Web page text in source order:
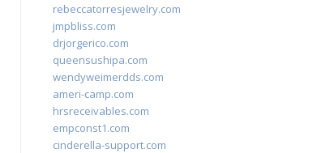
rebeccatorresjewelry.com
jmpbliss.com
drjorgerico.com
queensushipa.com
wendyweimerdds.com
ameri-camp.com
hrsreceivables.com
empconst1.com
cinderella-support.com